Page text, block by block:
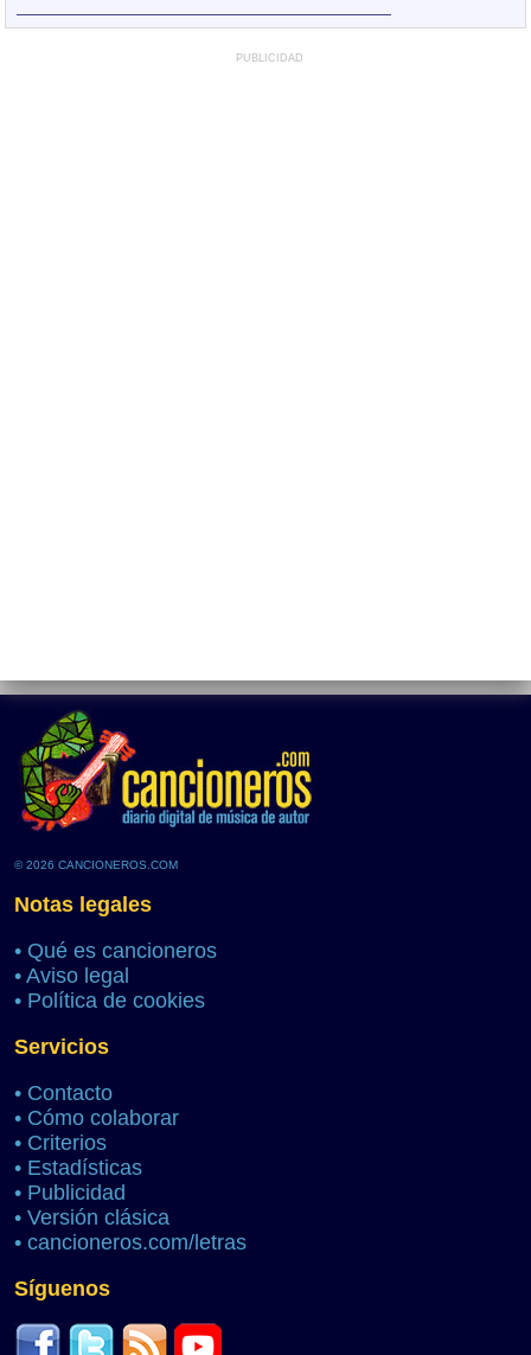
PUBLICIDAD
© 2026 CANCIONEROS.COM
Notas legales
• Qué es cancioneros
• Aviso legal
• Política de cookies
Servicios
• Contacto
• Cómo colaborar
• Criterios
• Estadísticas
• Publicidad
• Versión clásica
• cancioneros.com/letras
Síguenos